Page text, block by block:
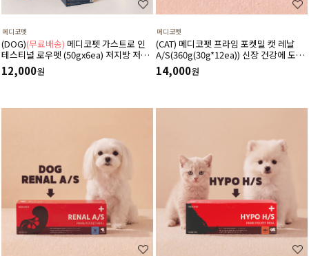
메디코펫
(DOG)(무료배송) 메디코펫 가스트로 인
테스티널 로우펫 (50gx6ea) 저지방 저단
백 췌장염 고지혈증에 도움 주는 처방 습
식 캔 보조식
12,000원
메디코펫
(CAT) 메디코펫 프라임 포켓밀 캣 레날
A/S(360g(30g*12ea)) 신장 건강에 도움
주는 가수분해 닭고기 처방캔
14,000원